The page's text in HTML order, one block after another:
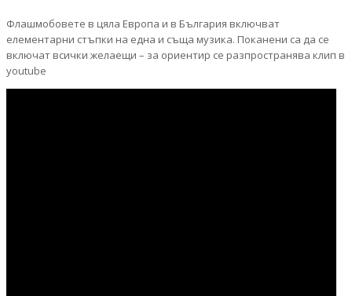
Флашмобовете в цяла Европа и в България включват
елементарни стъпки на една и съща музика. Поканени са да се
включат всички желаещи – за ориентир се разпространява клип в
youtube